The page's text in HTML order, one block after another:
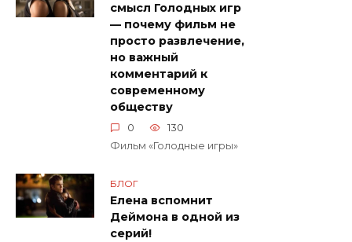
смысл Голодных игр
— почему фильм не
просто развлечение,
но важный
комментарий к
современному
обществу
0
130
Фильм «Голодные игры»
БЛОГ
Елена вспомнит
Деймона в одной из
серий!